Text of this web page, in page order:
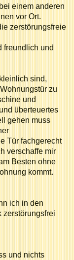
einem anderen
vor Ort.
zerstörungsfreie
freundlich und
sind,
zu
und
überteuertes
gehen muss
Tür fachgerecht
verschaffe mir
Besten ohne
kommt.
ich in den
zerstörungsfrei
und nichts